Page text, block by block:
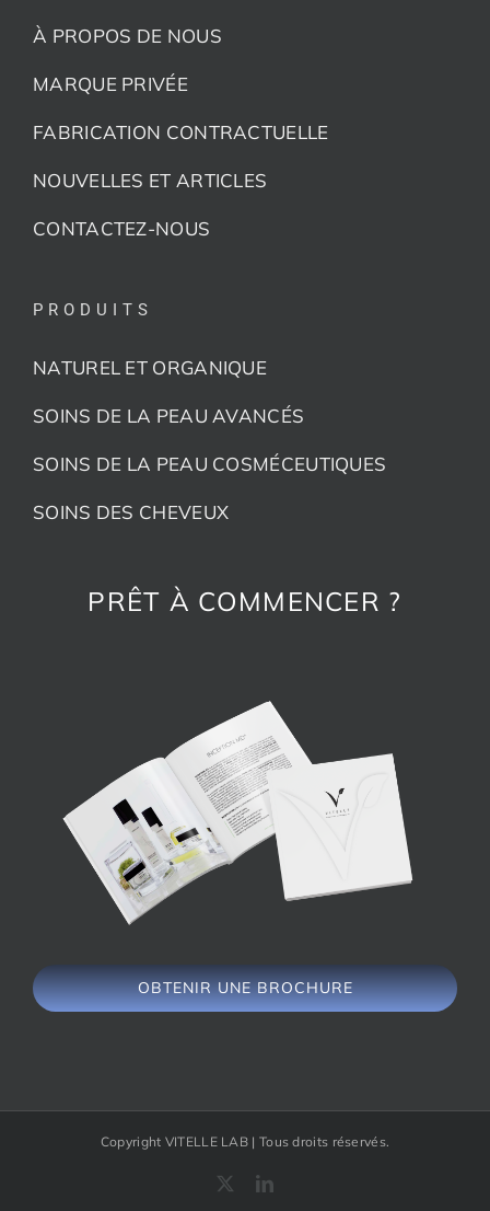
À PROPOS DE NOUS
MARQUE PRIVÉE
FABRICATION CONTRACTUELLE
NOUVELLES ET ARTICLES
CONTACTEZ-NOUS
PRODUITS
NATUREL ET ORGANIQUE
SOINS DE LA PEAU AVANCÉS
SOINS DE LA PEAU COSMÉCEUTIQUES
SOINS DES CHEVEUX
PRÊT À COMMENCER ?
OBTENIR UNE BROCHURE
Copyright VITELLE LAB | Tous droits réservés.
LinkedIn